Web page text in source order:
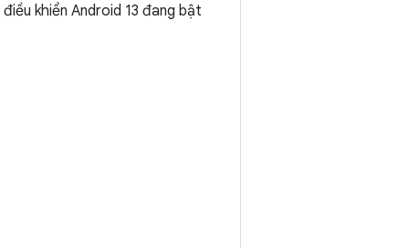
khiển Android 13 đang bật